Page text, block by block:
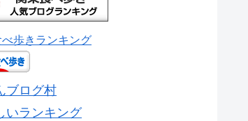
歩きランキング
ブログ村
いランキング